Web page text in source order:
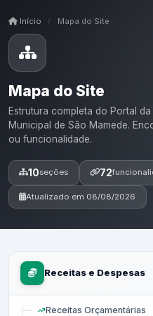
Início / Mapa do Site
Mapa do Site
Estrutura completa do Portal
Municipal de São Mamede.
ou funcionalidade.
10seções 72
Atualizado em 08/08/2026
Receitas e Despesas
Receitas Orçamentárias